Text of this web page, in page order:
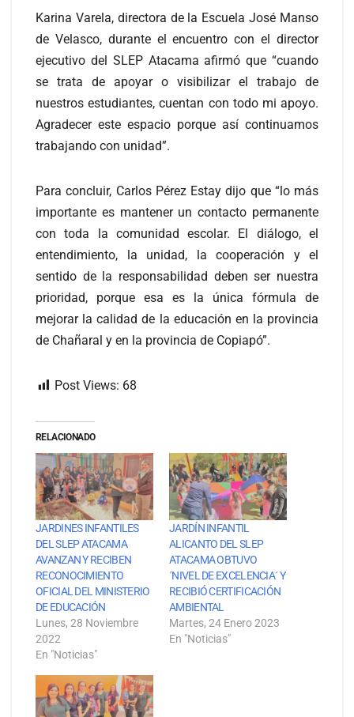
Karina Varela, directora de la Escuela José Manso
de Velasco, durante el encuentro con el director
ejecutivo del SLEP Atacama afirmó que “cuando
se trata de apoyar o visibilizar el trabajo de
nuestros estudiantes, cuentan con todo mi apoyo.
Agradecer este espacio porque así continuamos
trabajando con unidad”.
Para concluir, Carlos Pérez Estay dijo que “lo más
importante es mantener un contacto permanente
con toda la comunidad escolar. El diálogo, el
entendimiento, la unidad, la cooperación y el
sentido de la responsabilidad deben ser nuestra
prioridad, porque esa es la única fórmula de
mejorar la calidad de la educación en la provincia
de Chañaral y en la provincia de Copiapó”.
Post Views: 68
RELACIONADO
JARDINES INFANTILES
DEL SLEP ATACAMA
AVANZAN Y RECIBEN
RECONOCIMIENTO
OFICIAL DEL MINISTERIO
DE EDUCACIÓN
Lunes, 28 Noviembre
2022
En "Noticias"
JARDÍN INFANTIL
ALICANTO DEL SLEP
ATACAMA OBTUVO
´NIVEL DE EXCELENCIA´ Y
RECIBIÓ CERTIFICACIÓN
AMBIENTAL
Martes, 24 Enero 2023
En "Noticias"